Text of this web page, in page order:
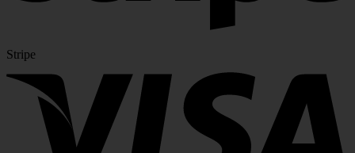
Stripe